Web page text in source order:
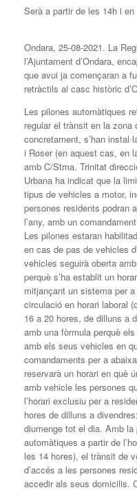
Serà a partir de les 14h i en
Ondara, 25-08-2021. La
l’Ajuntament d’Ondara,
que avui ja començaran a
retràctils al casc històric
Les pilones automàtiques
regular el trànsit en la zona
concretament, s’han
i Roser (en aquest cas, en
amb C/Stma. Trinitat
Urbana ha indicat que la
tipus de vehicles a motor,
persones residents podran
l’any, amb un
Les pilones estaran
en cas de pas de vehicles
vehicles seguirà oberta
perquè s’ha establit un
mitjançant un sistema per
circulació en horari laboral
16 a 20 hores, de dilluns a
amb una fòrmula perquè
amb els seus vehicles en
comandaments per a
reservarà un horari en què
amb vehicle les persones
l’horari exclusiu per a
hores de dilluns a
diumenge tot el dia. Amb
automàtiques a partir de
les 14 hores), el trànsit de
d’accés a les persones
accedir als seus domicilis.